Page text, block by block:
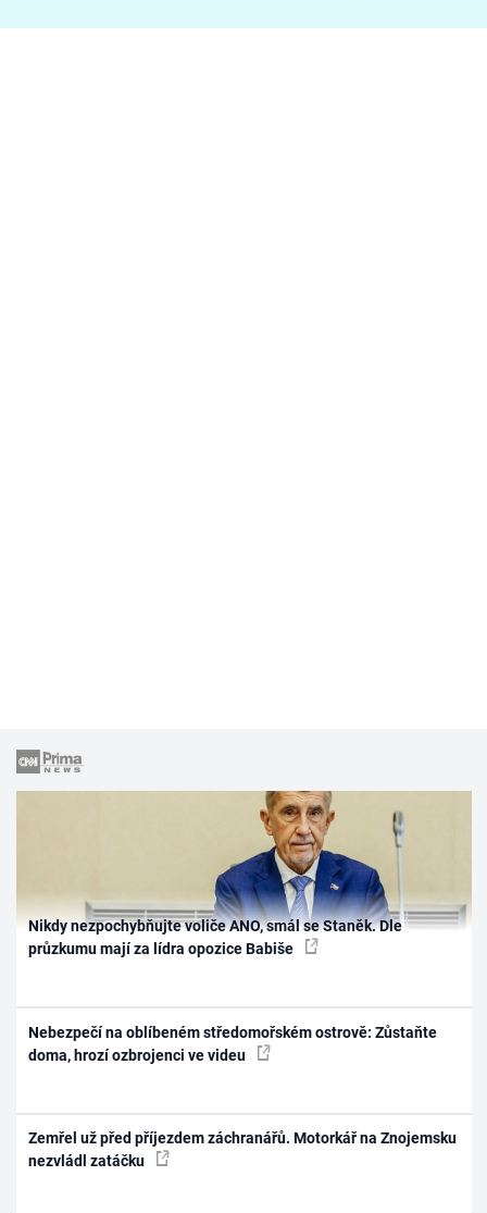
Nikdy nezpochybňujte voliče ANO, smál se Staněk. Dle
průzkumu mají za lídra opozice Babiše
Nebezpečí na oblíbeném středomořském ostrově: Zůstaňte
doma, hrozí ozbrojenci ve videu
Zemřel už před příjezdem záchranářů. Motorkář na Znojemsku
nezvládl zatáčku